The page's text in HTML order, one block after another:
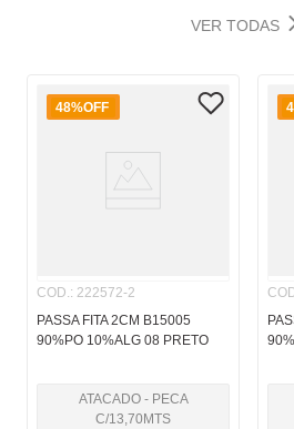
VER TODAS
48%OFF
COD.: 222572-2
PASSA FITA 2CM B15005
90%PO 10%ALG 08 PRETO
ATACADO - PECA
C/13,70MTS